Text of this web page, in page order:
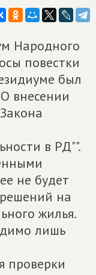
Народного
повестки
был
внесении
в РД"".
не будет
на
жилья.
лишь
проверки